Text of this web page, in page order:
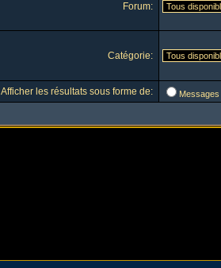
Forum:
Catégorie:
Afficher les résultats sous forme de: Messages